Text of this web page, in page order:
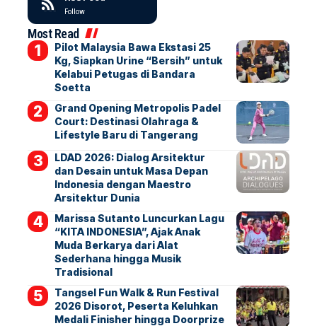
Follow
Most Read
Pilot Malaysia Bawa Ekstasi 25
Kg, Siapkan Urine “Bersih” untuk
Kelabui Petugas di Bandara
Soetta
Grand Opening Metropolis Padel
Court: Destinasi Olahraga &
Lifestyle Baru di Tangerang
LDAD 2026: Dialog Arsitektur
dan Desain untuk Masa Depan
Indonesia dengan Maestro
Arsitektur Dunia
Marissa Sutanto Luncurkan Lagu
“KITA INDONESIA”, Ajak Anak
Muda Berkarya dari Alat
Sederhana hingga Musik
Tradisional
Tangsel Fun Walk & Run Festival
2026 Disorot, Peserta Keluhkan
Medali Finisher hingga Doorprize